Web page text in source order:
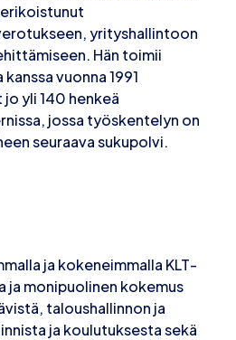
yrityshallintoon
Hän toimii
vuonna 1991
yli 140 henkeä
jossa työskentelyn on
seuraava sukupolvi.
ja kokeneimmalla KLT-
ja monipuolinen kokemus
taloushallinnon ja
ja koulutuksesta sekä